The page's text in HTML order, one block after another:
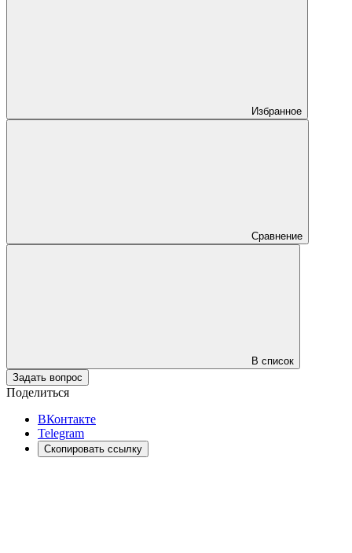
Избранное
Сравнение
В список
Задать вопрос
Поделиться
ВКонтакте
Telegram
Скопировать ссылку